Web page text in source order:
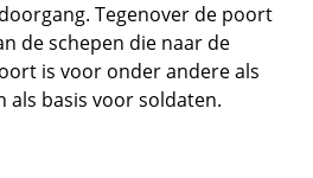
Tegenover de poort
de schepen die naar de
is voor onder andere als
als basis voor soldaten.